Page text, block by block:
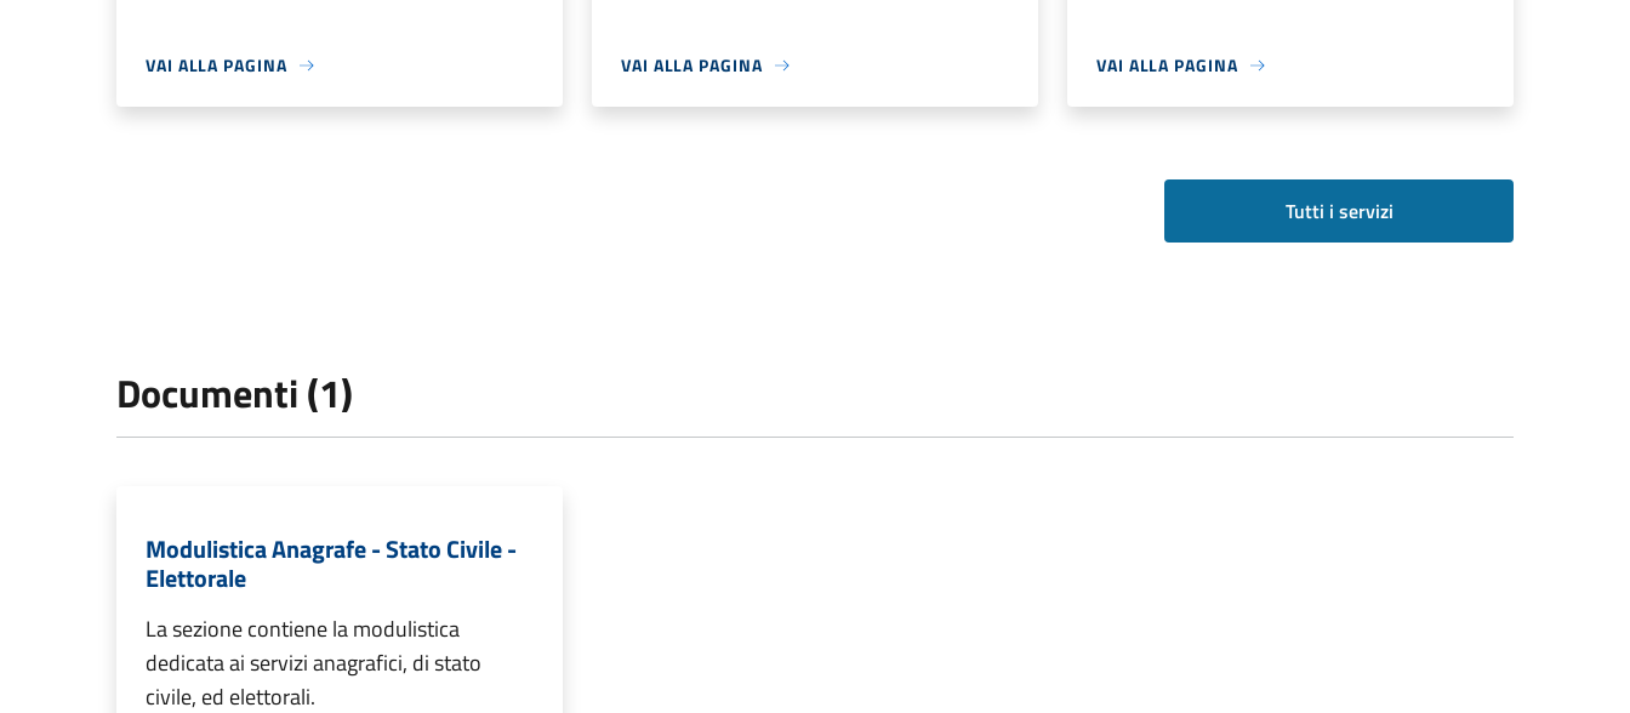
VAI ALLA PAGINA VAI ALLA PAGINA VAI ALLA PAGINA
Tutti i servizi
Documenti (1)
Modulistica Anagrafe - Stato Civile -
Elettorale
La sezione contiene la modulistica
dedicata ai servizi anagrafici, di stato
civile, ed elettorali.